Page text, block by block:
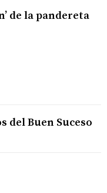
de la pandereta
del Buen Suceso